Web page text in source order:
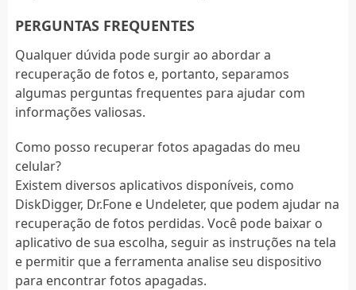
PERGUNTAS FREQUENTES
Qualquer dúvida pode surgir ao abordar a
recuperação de fotos e, portanto, separamos
algumas perguntas frequentes para ajudar com
informações valiosas.
Como posso recuperar fotos apagadas do meu
celular?
Existem diversos aplicativos disponíveis, como
DiskDigger, Dr.Fone e Undeleter, que podem ajudar na
recuperação de fotos perdidas. Você pode baixar o
aplicativo de sua escolha, seguir as instruções na tela
e permitir que a ferramenta analise seu dispositivo
para encontrar fotos apagadas.